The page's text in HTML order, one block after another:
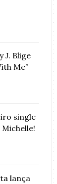
J. Blige
Me”
single
lança